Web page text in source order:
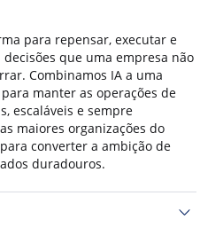
para repensar, executar e
que uma empresa não
Combinamos IA a uma
manter as operações de
escaláveis e sempre
maiores organizações do
converter a ambição de
duradouros.